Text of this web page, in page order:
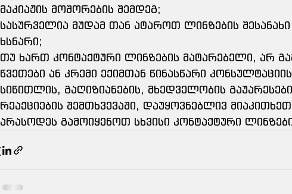
მაკიაჟის მოშორების შემდეგ;
სასურველია მუდამ თან ატაროთ ლინზების
ხსნარი;
თუ ხართ კონტაქტური ლინზების მატარებელი, არ
წვეთები ან კრემი ექიმთან წინასწარი
სიწითლის, გაღიზიანების, მხედველობის
რეაქციების შემთხვევაში, დაუყოვნებლივ
არასოდეს გამოიყენოთ სხვისი კონტაქტური